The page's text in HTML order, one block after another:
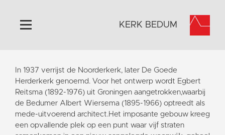
Home
Algemeen
Historie
Omgeving
Activiteiten
KERK BEDUM
In 1937 verrijst de Noorderkerk, later De Goede
Herderkerk genoemd. Voor het ontwerp wordt Egbert
Reitsma (1892-1976) uit Groningen aangetrokken,waarbij
de Bedumer Albert Wiersema (1895-1966) optreedt als
mede-uitvoerend architect.Het imposante gebouw kreeg
een opvallende plek op een punt waar vijf straten